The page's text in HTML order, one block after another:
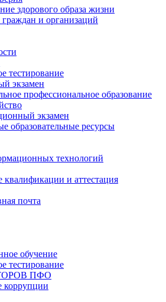
здорового образа жизни
и организаций
тестирование
экзамен
профессиональное образование
экзамен
образовательные ресурсы
технологий
и аттестация
почта
обучение
тестирование
ПФО
коррупции